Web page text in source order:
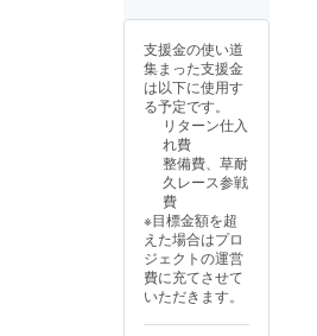
シュし
た際に
サー
キット
から修
理費の
請求が
来た場
合には
クラッ
シュし
た本人
にサー
キット
修理費
をお支
払いい
障、ク
シュ時
は車の
修理費
とし
て、修
費/100
万円の
か安い
方をお
支払い
いただ
きます
※クラッ
ドファ
ング終
了後、
レース
当日の
時間等
内しま
す。 ※
費、整
備費、
ガソリ
ン代を
含みま
す ※明
ご自身
意くだ
さい ・
備考欄
に希望
参戦
名(TC-2
or The
180 min
or マツ
耐)と日
を第三
希望ま
でご記
様の交
はあり
ません
ので、
当日は
現地に
越しく
ださ
必要な
装備(ヘ
ルメッ
ト、グ
ローブ
等)は支
支援金の使い道
集まった支援金
は以下に使用す
る予定です。
リターン仕入
れ費
整備費、草耐
久レース参戦
費
※目標金額を超
えた場合はプロ
ジェクトの運営
費に充てさせて
いただきます。